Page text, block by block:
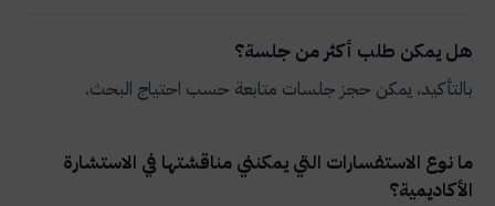
هل يمكن طلب أكثر من جلسة؟
بالتأكيد، يمكن حجز جلسات متابعة حسب احتياج البحث.
ما نوع الاستفسارات التي يمكنني مناقشتها في الاستشارة
الأكاديمية؟